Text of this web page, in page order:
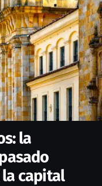
la
la capital